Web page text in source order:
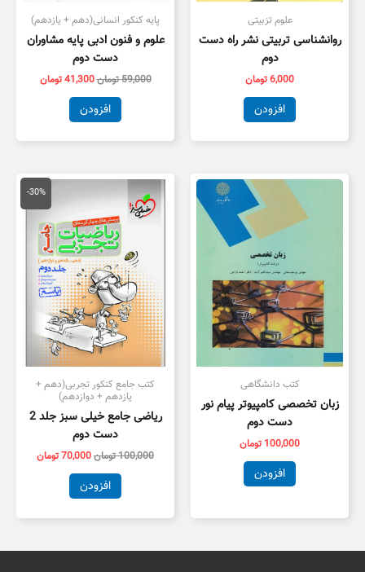
علوم تزبیتی
روانشناسی تربیتی نشر راه دست
دوم
6,000تومان
افزودن
پایه کنکور انسانی(دهم + یازدهم)
علوم و فنون ادبی پایه مشاوران
دست دوم
59,000تومان41,300تومان
افزودن
کتب دانشگاهی
زبان تخصصی کامپیوتر پیام نور
دست دوم
100,000 تومان
افزودن
-30%
کتب جامع کنکور تجربی(دهم +
یازدهم + دوازدهم)
ریاضی جامع خیلی سبز جلد 2
دست دوم
100,000تومان
قیمت
100,000 تومان
بود.
70,000تومان
قیمت
فعلی
افزودن